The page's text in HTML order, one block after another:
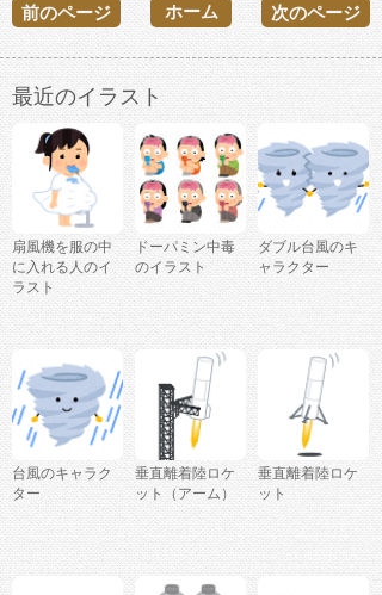
前のページ 次のページ
ホーム
最近のイラスト
扇風機を服の中
に入れる人のイ
ラスト
ドーパミン中毒
のイラスト
ダブル台風のキ
ャラクター
台風のキャラク
ター
垂直離着陸ロケ
ット（アーム）
垂直離着陸ロケ
ット